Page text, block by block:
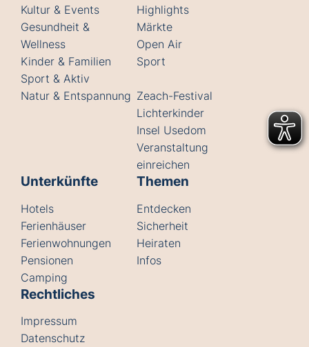
Kultur & Events
Gesundheit &
Wellness
Kinder & Familien
Sport & Aktiv
Natur & Entspannung
Highlights
Märkte
Open Air
Sport
Zeach-Festival
Lichterkinder
Insel Usedom
Veranstaltung
einreichen
Unterkünfte
Hotels
Ferienhäuser
Ferienwohnungen
Pensionen
Camping
Themen
Entdecken
Sicherheit
Heiraten
Infos
Rechtliches
Impressum
Datenschutz